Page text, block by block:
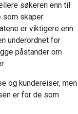
søkeren enn til
som skaper
er viktigere enn
underordnet for
påstander om
og kundereiser, men
er for de som